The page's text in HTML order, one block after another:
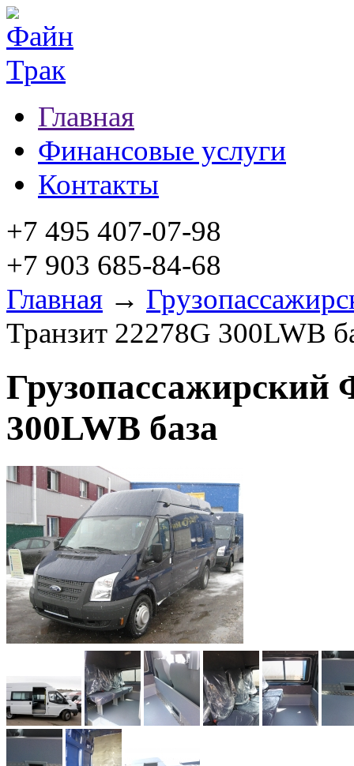
Главная
Финансовые услуги
Контакты
+7 495 407-07-98
+7 903 685-84-68
Главная →
Транзит 22278G 300LWB
Грузопассажирский
300LWB база